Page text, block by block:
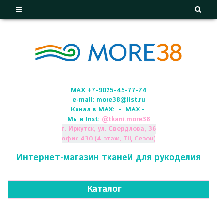
МАХ +7-9025-45-77-74
e-mail: more38@list.ru
Канал в МАХ: - МАХ -
Мы в Inst: @tkani.more38
г. Иркутск, ул. Свердлова, 36
офис 430 (4 этаж, ТЦ Сезон)
Интернет-магазин тканей для рукоделия
Каталог